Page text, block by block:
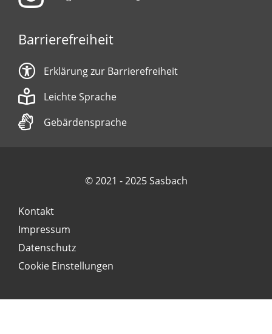
Barrierefreiheit
Erklärung zur Barrierefreiheit
Leichte Sprache
Gebärdensprache
© 2021 - 2025 Sasbach
Kontakt
Impressum
Datenschutz
Cookie Einstellungen